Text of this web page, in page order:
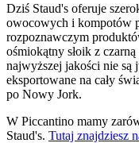
Dziś Staud's oferuje
owocowych i kompotów
rozpoznawczym
ośmiokątny słoik z
najwyższej jakości nie są
eksportowane na cały
po Nowy Jork.
W Piccantino mamy
Staud's. Tutaj znajdziesz